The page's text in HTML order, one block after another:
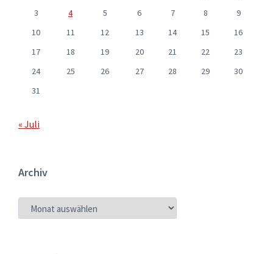
3
4 5 6 7 8
9
10
11 12 13 14 15
16
17
18 19 20 21 22
23
24
25 26 27 28 29
30
31
« Juli
Archiv
ARCHIV